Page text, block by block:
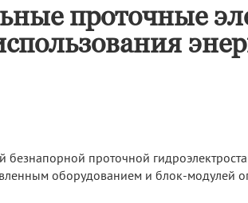
проточные
проточной
оборудованием и блок-